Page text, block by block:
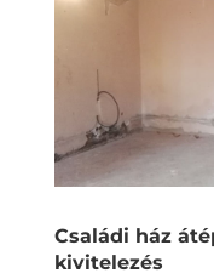
Családi ház
kivitelezés